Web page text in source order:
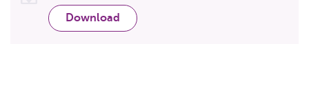
Producten
Platformen
Tarieven Download